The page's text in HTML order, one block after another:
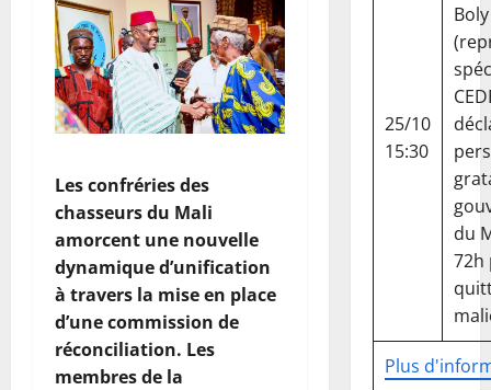
Les confréries des
chasseurs du Mali
amorcent une nouvelle
dynamique d’unification
à travers la mise en place
d’une commission de
réconciliation. Les
membres de la
Plus
25/10
15:30
Boly
du
72h